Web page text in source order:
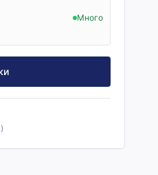
Много